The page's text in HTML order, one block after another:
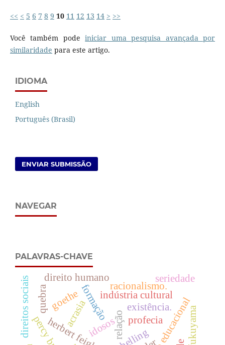
<< < 5 6 7 8 9 10 11 12 13 14 > >>
Você também podeiniciar uma pesquisa avançada por
similaridade para este artigo.
IDIOMA
English
Português (Brasil)
ENVIAR SUBMISSÃO
NAVEGAR
PALAVRAS-CHAVE
herbert feigl profecia
relação
acrasiaformaçãoindústria cultural
idosos
direitos sociais
racionalismo.
existência.
direito humano
goethe
seriedade
quebra